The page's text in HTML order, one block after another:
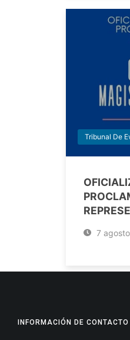
Tribunal De
7
INFORMACIÓN DE CONTACTO